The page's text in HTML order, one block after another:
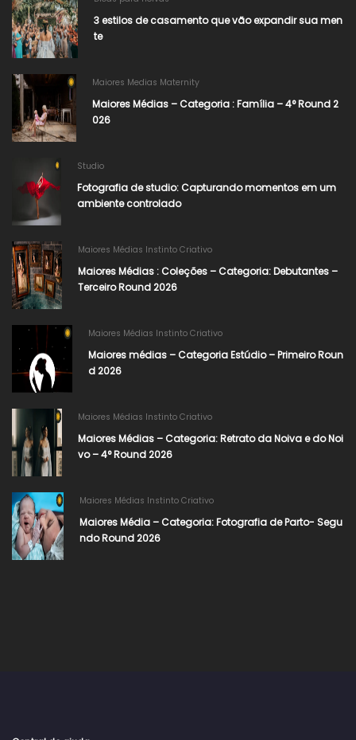
3 estilos de casamento que vão expandir sua men
te
Maiores Medias Maternity
Maiores Médias – Categoria : Família – 4° Round 2
026
Studio
Fotografia de studio: Capturando momentos em um
ambiente controlado
Maiores Médias Instinto Criativo
Maiores Médias : Coleções – Categoria: Debutantes –
Terceiro Round 2026
Maiores Médias Instinto Criativo
Maiores médias – Categoria Estúdio – Primeiro Roun
d 2026
Maiores Médias Instinto Criativo
Maiores Médias – Categoria: Retrato da Noiva e do Noi
vo – 4° Round 2026
Maiores Médias Instinto Criativo
Maiores Média – Categoria: Fotografia de Parto- Segu
ndo Round 2026​